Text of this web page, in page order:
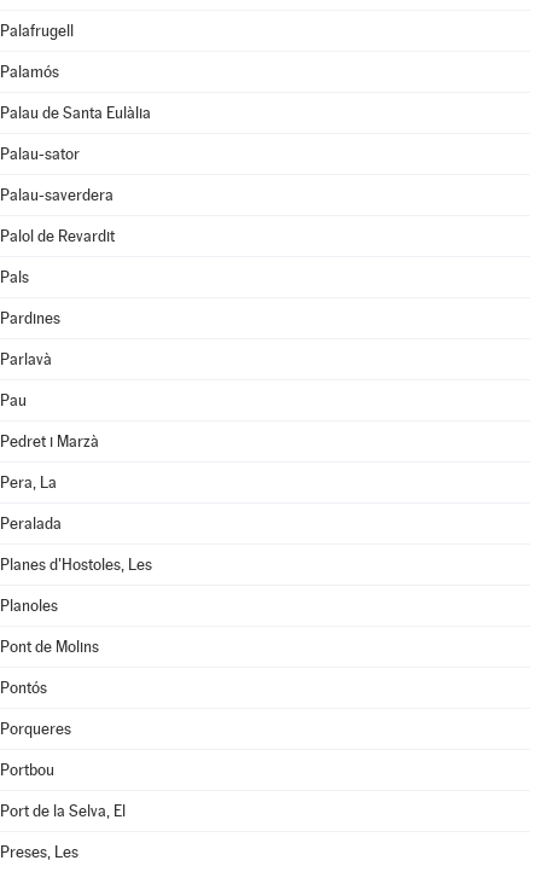
Palafrugell
Palamós
Palau de Santa Eulàlia
Palau-sator
Palau-saverdera
Palol de Revardit
Pals
Pardines
Parlavà
Pau
Pedret i Marzà
Pera, La
Peralada
Planes d'Hostoles, Les
Planoles
Pont de Molins
Pontós
Porqueres
Portbou
Port de la Selva, El
Preses, Les